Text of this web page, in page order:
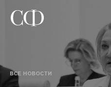
ВСЕ НОВОСТИ